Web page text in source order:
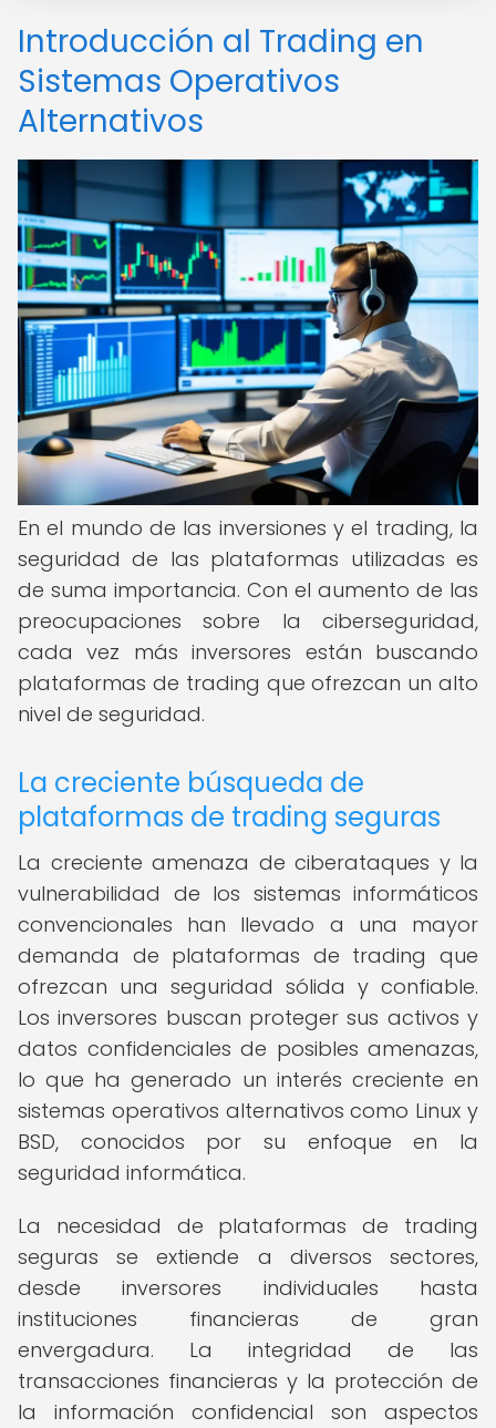
Introducción al Trading en
Sistemas Operativos
Alternativos
En el mundo de las inversiones y el trading, la
seguridad de las plataformas utilizadas es
de suma importancia. Con el aumento de las
preocupaciones sobre la ciberseguridad,
cada vez más inversores están buscando
plataformas de trading que ofrezcan un alto
nivel de seguridad.
La creciente búsqueda de
plataformas de trading seguras
La creciente amenaza de ciberataques y la
vulnerabilidad de los sistemas informáticos
convencionales han llevado a una mayor
demanda de plataformas de trading que
ofrezcan una seguridad sólida y confiable.
Los inversores buscan proteger sus activos y
datos confidenciales de posibles amenazas,
lo que ha generado un interés creciente en
sistemas operativos alternativos como Linux y
BSD, conocidos por su enfoque en la
seguridad informática.
La necesidad de plataformas de trading
seguras se extiende a diversos sectores,
desde inversores individuales hasta
instituciones financieras de gran
envergadura. La integridad de las
transacciones financieras y la protección de
la información confidencial son aspectos